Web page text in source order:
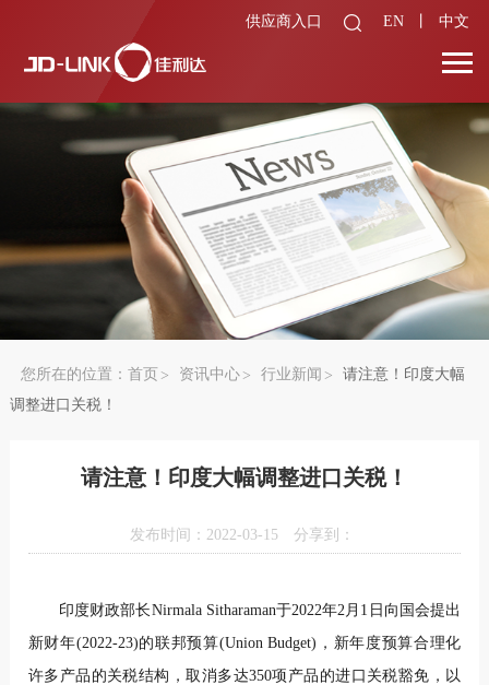
供应商入口 EN 中文
您所在的位置： 首页 资讯中心 行业新闻
请注意！印度大幅
调整进口关税！
请注意！印度大幅调整进口关税！
发布时间：2022-03-15 分享到：
印度财政部长Nirmala Sitharaman于2022年2月1日向国会提出
新财年(2022-23)的联邦预算(Union Budget)，新年度预算合理化
许多产品的关税结构，取消多达350项产品的进口关税豁免，以